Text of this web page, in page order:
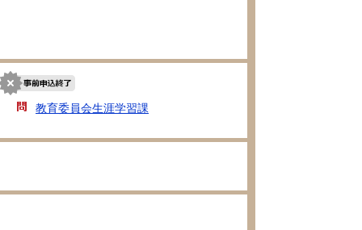
教育委員会生涯学習課